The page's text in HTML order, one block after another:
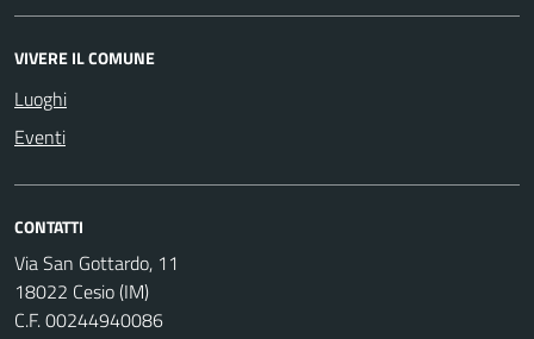
VIVERE IL COMUNE
Luoghi
Eventi
CONTATTI
Via San Gottardo, 11
18022 Cesio (IM)
C.F. 00244940086